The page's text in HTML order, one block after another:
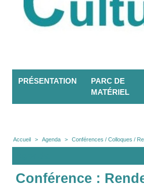
PRÉSENTATION
PARC DE
MATÉRIEL
Accueil > Agenda > Conférences / Colloques /
Conférence :